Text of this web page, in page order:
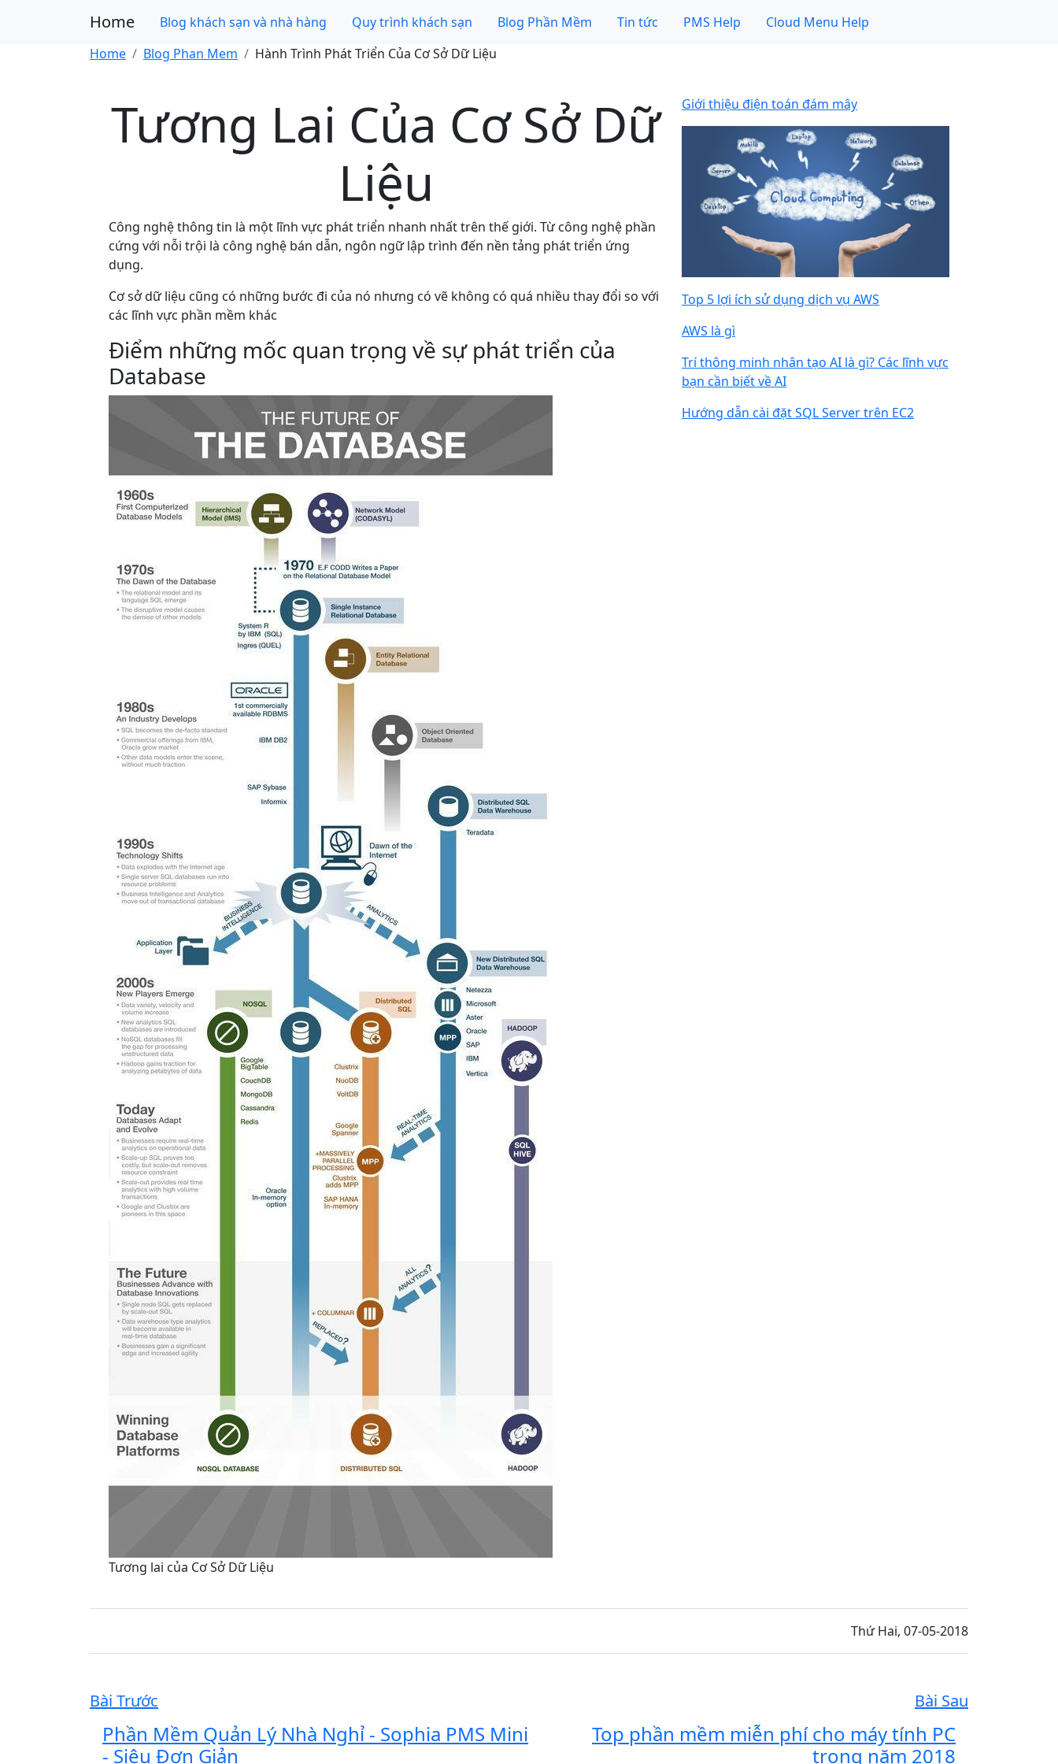
Home Blog khách sạn và nhà hàng Quy trình khách sạn Blog Phần Mềm Tin tức PMS Help
Cloud Menu Help
Home
Blog Phan Mem Hành Trình Phát Triển Của Cơ Sở Dữ Liệu
Tương Lai Của Cơ Sở Dữ
Liệu
Công nghệ thông tin là một lĩnh vực phát triển nhanh nhất trên thế giới. Từ công nghệ phần
cứng với nỗi trội là công nghệ bán dẫn, ngôn ngữ lập trình đến nền tảng phát triển ứng
dụng.
Cơ sở dữ liệu cũng có những bước đi của nó nhưng có vẽ không có quá nhiều thay đổi so với
các lĩnh vực phần mềm khác
Điểm những mốc quan trọng về sự phát triển của
Database
Tương lai của Cơ Sở Dữ Liệu
Giới thiệu điện toán đám mây
Top 5 lợi ích sử dụng dịch vụ AWS
AWS là gì
Trí thông minh nhân tạo AI là gì? Các lĩnh vực
bạn cần biết về AI
Hướng dẫn cài đặt SQL Server trên EC2
Thứ Hai, 07-05-2018
Bài Trước
Phần Mềm Quản Lý Nhà Nghỉ - Sophia PMS Mini
- Siêu Đơn Giản
Bài Sau
Top phần mềm miễn phí cho máy tính PC
trong năm 2018